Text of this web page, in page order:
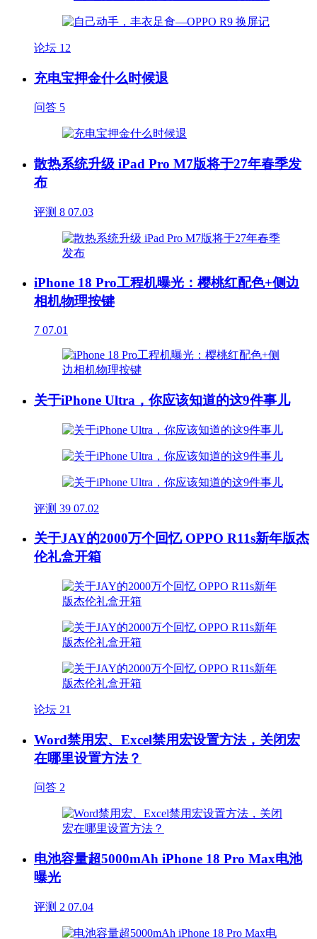
论坛 12
充电宝押金什么时候退
问答 5
散热系统升级 iPad Pro M7版将于27年春季发
布
评测 8 07.03
iPhone 18 Pro工程机曝光：樱桃红配色+侧边
相机物理按键
7 07.01
关于iPhone Ultra，你应该知道的这9件事儿
评测 39 07.02
关于JAY的2000万个回忆 OPPO R11s新年版杰
伦礼盒开箱
论坛 21
Word禁用宏、Excel禁用宏设置方法，关闭宏
在哪里设置方法？
问答 2
电池容量超5000mAh iPhone 18 Pro Max电池
曝光
评测 2 07.04